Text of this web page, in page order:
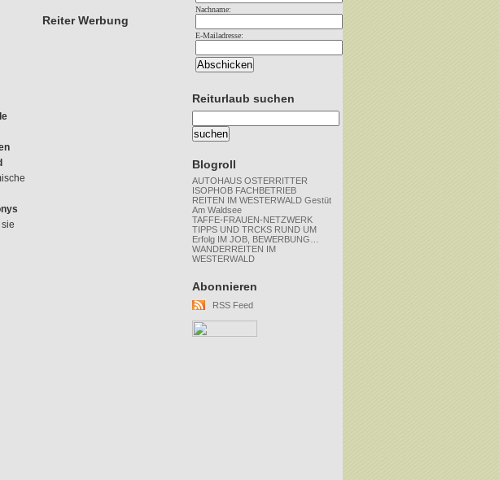
Reiter Werbung
Nachname:
E-Mailadresse:
Reiturlaub suchen
Blogroll
AUTOHAUS OSTERRITTER
ISOPHOB FACHBETRIEB
REITEN IM WESTERWALD Gestüt
Am Waldsee
TAFFE-FRAUEN-NETZWERK
TIPPS UND TRCKS RUND UM
Erfolg IM JOB, BEWERBUNG…
WANDERREITEN IM
WESTERWALD
Abonnieren
RSS Feed